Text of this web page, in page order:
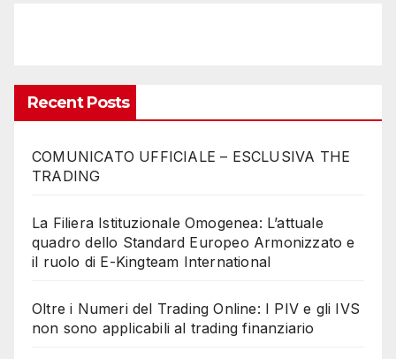
Recent Posts
COMUNICATO UFFICIALE – ESCLUSIVA THE
TRADING
La Filiera Istituzionale Omogenea: L’attuale
quadro dello Standard Europeo Armonizzato e
il ruolo di E-Kingteam International
Oltre i Numeri del Trading Online: I PIV e gli IVS
non sono applicabili al trading finanziario